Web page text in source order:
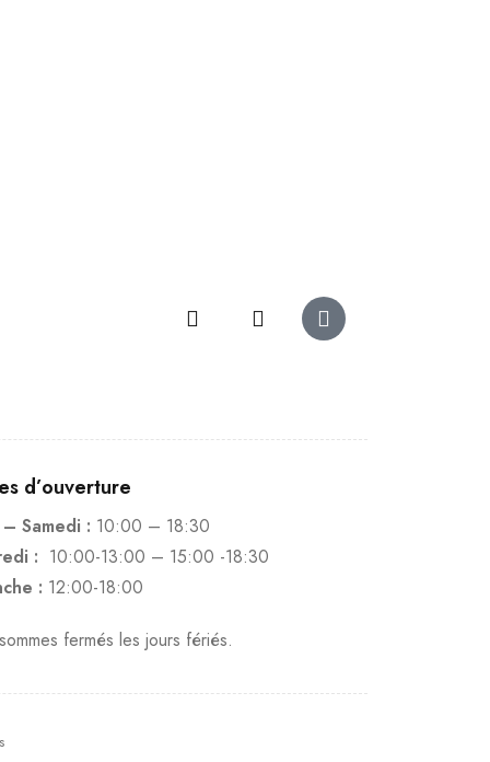
d’ouverture
Samedi : 10:00 – 18:30
: 10:00-13:00 – 15:00 -18:30
: 12:00-18:00
fermés les jours fériés.